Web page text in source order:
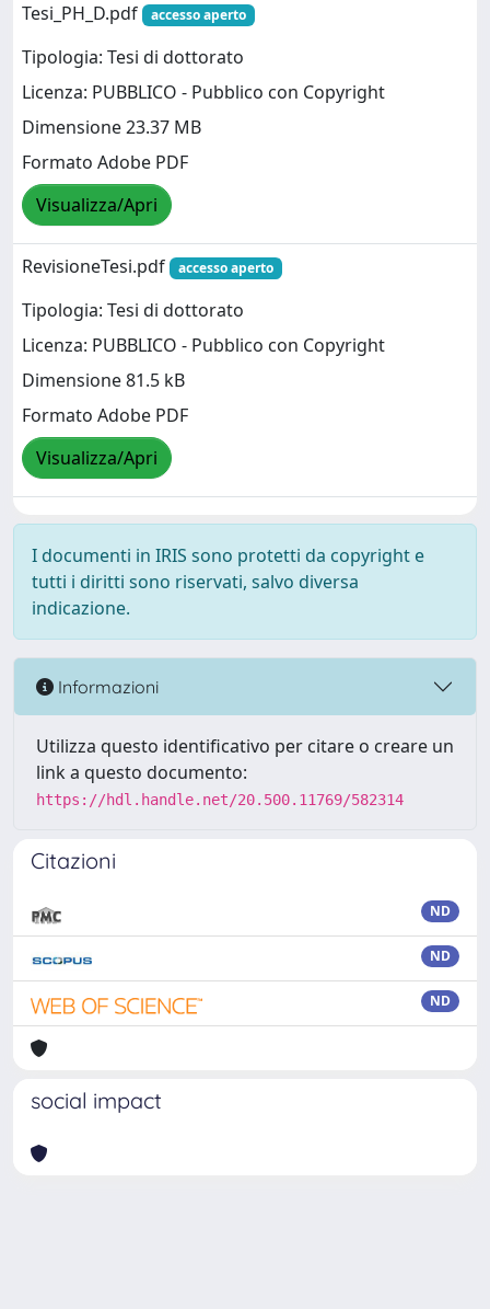
Tesi_PH_D.pdf
accesso aperto
Tipologia: Tesi di dottorato
Licenza: PUBBLICO - Pubblico con Copyright
Dimensione 23.37 MB
Formato Adobe PDF
Visualizza/Apri
RevisioneTesi.pdf accesso aperto
Tipologia: Tesi di dottorato
Licenza: PUBBLICO - Pubblico con Copyright
Dimensione 81.5 kB
Formato Adobe PDF
Visualizza/Apri
I documenti in IRIS sono protetti da copyright e
tutti i diritti sono riservati, salvo diversa
indicazione.
Informazioni
Utilizza questo identificativo per citare o creare un
link a questo documento:
https://hdl.handle.net/20.500.11769/582314
Citazioni
ND
ND
ND
social impact